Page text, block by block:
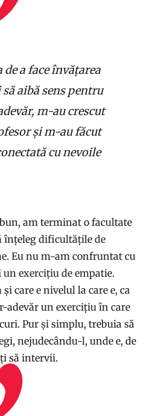
a face învățarea
aibă sens pentru
m-au crescut
și m-au făcut
cu nevoile
am terminat o facultate
înțeleg dificultățile de
Eu nu m-am confruntat cu
un exercițiu de empatie.
care e nivelul la care e, ca
un exercițiu în care
Pur și simplu, trebuia să
nejudecându-l, unde e, de
să intervii.